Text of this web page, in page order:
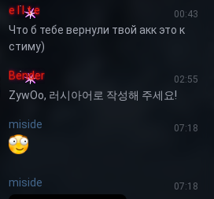
e l I t e 00:43
Что б тебе вернули твой акк это к
стиму)
Bender 02:55
ZywOo, 러시아어로 작성해 주세요!
miside 07:18
miside 07:18